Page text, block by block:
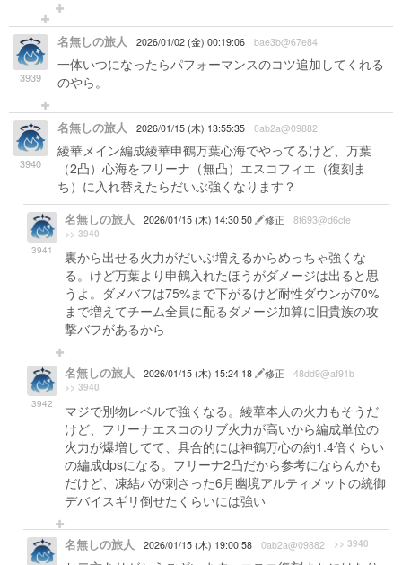
3939
名無しの旅人 2026/01/02 (金) 00:19:06 bae3b@67e84
一体いつになったらパフォーマンスのコツ追加してくれる
のやら。
3940
名無しの旅人 2026/01/15 (木) 13:55:35 0ab2a@09882
綾華メイン編成綾華申鶴万葉心海でやってるけど、万葉
（2凸）心海をフリーナ（無凸）エスコフィエ（復刻ま
ち）に入れ替えたらだいぶ強くなります？
3941
名無しの旅人 2026/01/15 (木) 14:30:50 修正 8f693@d6cfe
>> 3940
裏から出せる火力がだいぶ増えるからめっちゃ強くな
る。けど万葉より申鶴入れたほうがダメージは出ると思
うよ。ダメバフは75%まで下がるけど耐性ダウンが70%
まで増えてチーム全員に配るダメージ加算に旧貴族の攻
撃バフがあるから
3942
名無しの旅人 2026/01/15 (木) 15:24:18 修正 48dd9@af91b
>> 3940
マジで別物レベルで強くなる。綾華本人の火力もそうだ
けど、フリーナエスコのサブ火力が高いから編成単位の
火力が爆増してて、具合的には神鶴万心の約1.4倍くらい
の編成dpsになる。フリーナ2凸だから参考にならんかも
だけど、凍結パが刺さった6月幽境アルティメットの統御
デバイスギリ倒せたくらいには強い
名無しの旅人 2026/01/15 (木) 19:00:58 0ab2a@09882 >> 3940